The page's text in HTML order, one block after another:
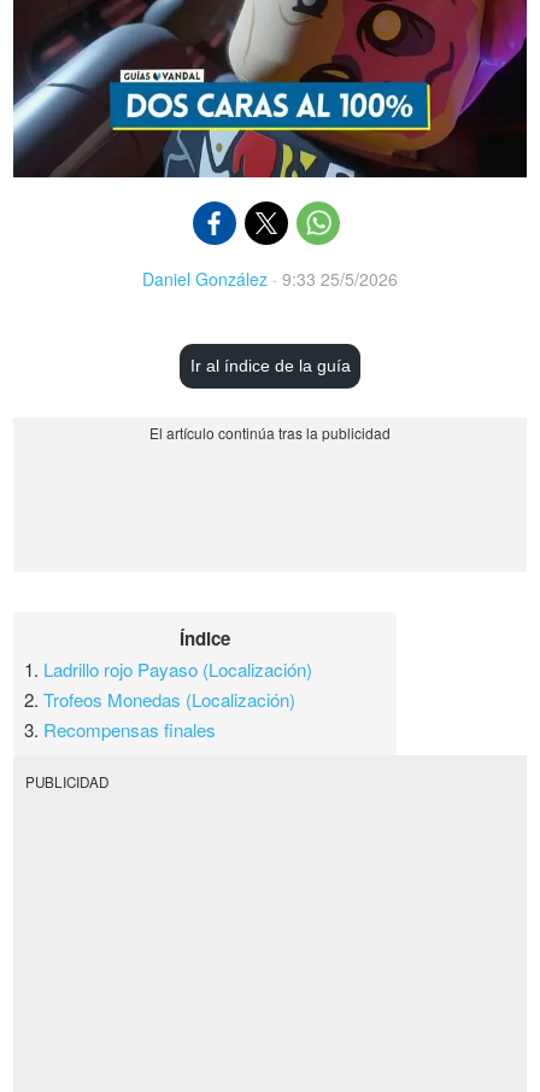
Daniel González · 9:33 25/5/2026
Ir al índice de la guía
Índice
1. Ladrillo rojo Payaso (Localización)
2.Trofeos Monedas (Localización)
3. Recompensas finales
PUBLICIDAD